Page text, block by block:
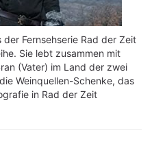
der Fernsehserie Rad der Zeit
Sie lebt zusammen mit
(Vater) im Land der zwei
Weinquellen-Schenke, das
in Rad der Zeit